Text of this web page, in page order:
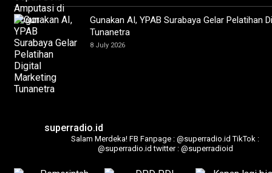
Gunakan AI, YPAB Surabaya Gelar Pelatihan
Tunanetra
8 July 2026
superradio.id
Salam Merdeka! FB Fanpage : @superradio.id TikTok :
@superradio.id twitter : @superradioid